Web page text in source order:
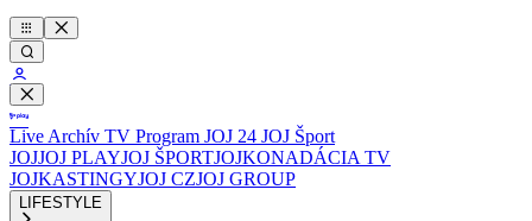
Live Archív TV Program JOJ 24 JOJ Šport
JOJJOJ PLAYJOJ ŠPORTJOJKONADÁCIA TV
JOJKASTINGYJOJ CZJOJ GROUP
LIFESTYLE